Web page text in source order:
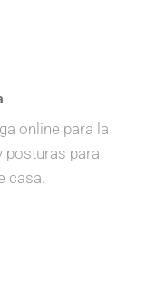
online para la
posturas para
casa.